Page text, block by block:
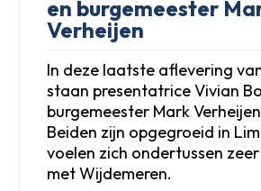
en burgemeester
Verheijen
In deze laatste aflevering
staan presentatrice Vivian
burgemeester Mark
Beiden zijn opgegroeid in
voelen zich ondertussen
met Wijdemeren.